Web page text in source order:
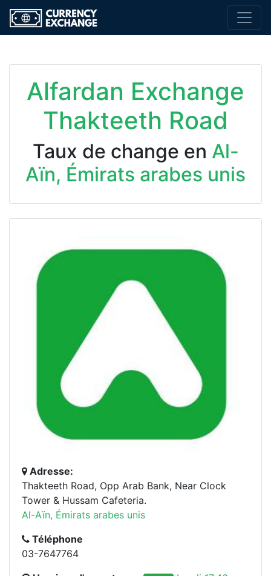
Alfardan Exchange
Thakteeth Road
Taux de change en Al-
Aïn, Émirats arabes unis
Adresse:
Thakteeth Road, Opp Arab Bank, Near Clock
Tower & Hussam Cafeteria.
Al-Aïn, Émirats arabes unis
Téléphone
03-7647764